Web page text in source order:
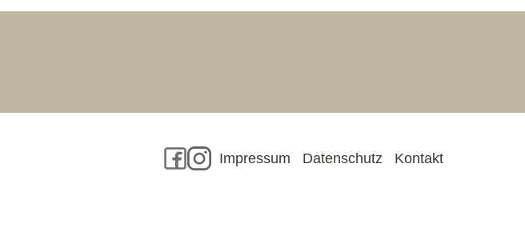
Facebook
InstagramImpressum Datenschutz Kontakt